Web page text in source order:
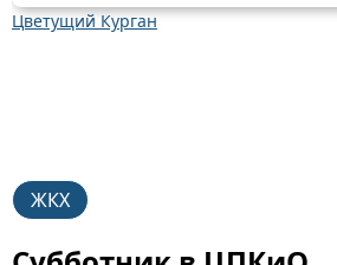
Цветущий Курган
ЖКХ